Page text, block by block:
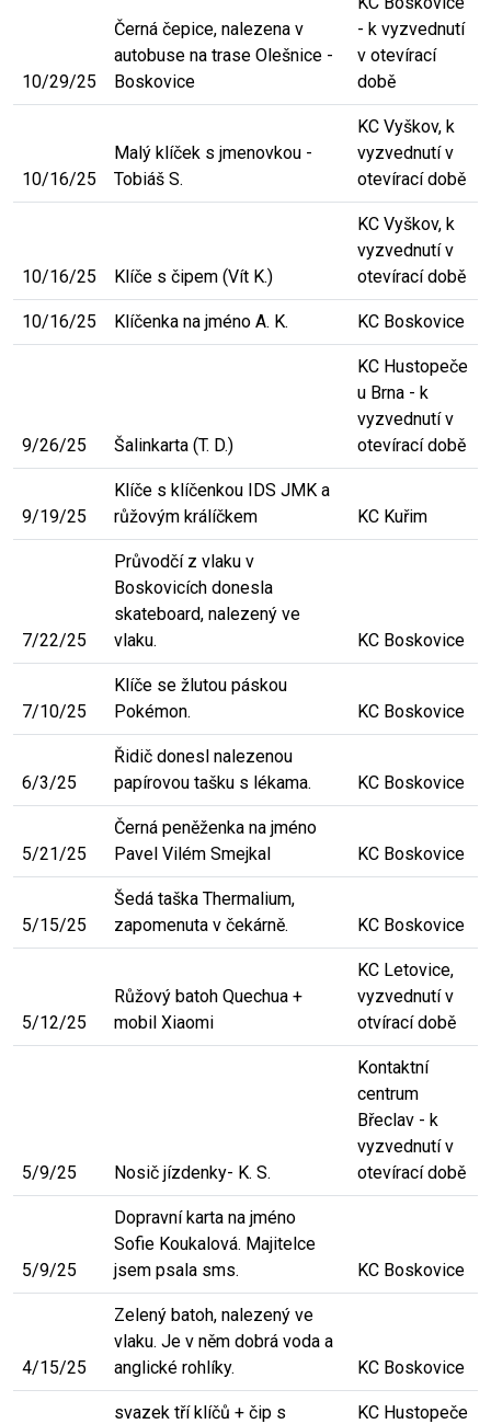
10/29/25
Černá čepice, nalezena v
autobuse na trase Olešnice -
Boskovice
- k vyzvednutí
v otevírací
době
10/16/25
Malý klíček s jmenovkou -
Tobiáš S.
KC Vyškov, k
vyzvednutí v
otevírací době
10/16/25 Klíče s čipem (Vít K.)
KC Vyškov, k
vyzvednutí v
otevírací době
10/16/25 Klíčenka na jméno A. K. KC Boskovice
9/26/25 Šalinkarta (T. D.)
KC Hustopeče
u Brna - k
vyzvednutí v
otevírací době
9/19/25
Klíče s klíčenkou IDS JMK a
růžovým králíčkem
KC Kuřim
7/22/25
Průvodčí z vlaku v
Boskovicích donesla
skateboard, nalezený ve
vlaku.
KC Boskovice
7/10/25
Klíče se žlutou páskou
Pokémon.
KC Boskovice
6/3/25
Řidič donesl nalezenou
papírovou tašku s lékama.
KC Boskovice
5/21/25
Černá peněženka na jméno
Pavel Vilém Smejkal
KC Boskovice
5/15/25
Šedá taška Thermalium,
zapomenuta v čekárně.
KC Boskovice
5/12/25
Růžový batoh Quechua +
mobil Xiaomi
KC Letovice,
vyzvednutí v
otvírací době
5/9/25 Nosič jízdenky- K. S.
Kontaktní
centrum
Břeclav - k
vyzvednutí v
otevírací době
5/9/25
Dopravní karta na jméno
Sofie Koukalová. Majitelce
jsem psala sms.
KC Boskovice
4/15/25
Zelený batoh, nalezený ve
vlaku. Je v něm dobrá voda a
anglické rohlíky.
KC Boskovice
svazek tří klíčů + čip s
KC Hustopeče